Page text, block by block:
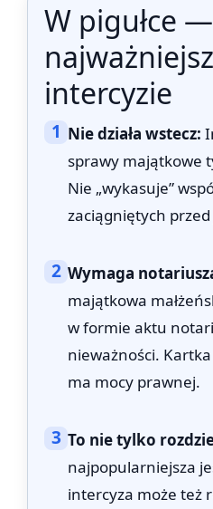
W pigułce —
intercyzie
1 Nie działa wstecz:
sprawy majątkowe
Nie „wykasuje”
zaciągniętych
2 Wymaga
majątkowa
w formie aktu
nieważności.
ma mocy prawnej.
3 To nie tylko
najpopularniejsza
intercyza może też